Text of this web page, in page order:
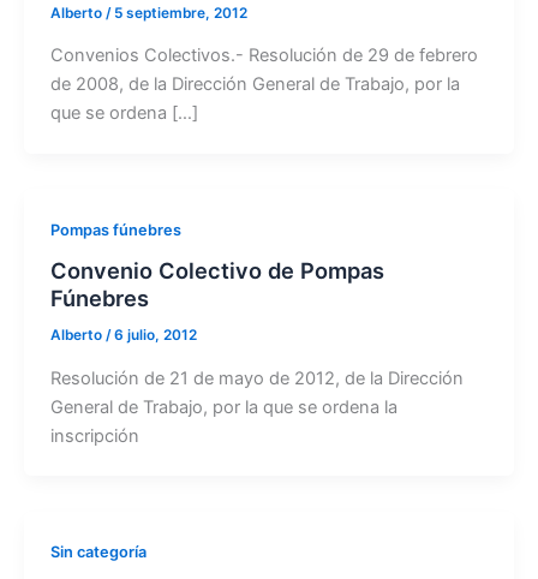
Alberto / 5 septiembre, 2012
Convenios Colectivos.- Resolución de 29 de febrero
de 2008, de la Dirección General de Trabajo, por la
que se ordena […]
Pompas fúnebres
Convenio Colectivo de Pompas
Fúnebres
Alberto /6 julio, 2012
Resolución de 21 de mayo de 2012, de la Dirección
General de Trabajo, por la que se ordena la
inscripción
Sin categoría